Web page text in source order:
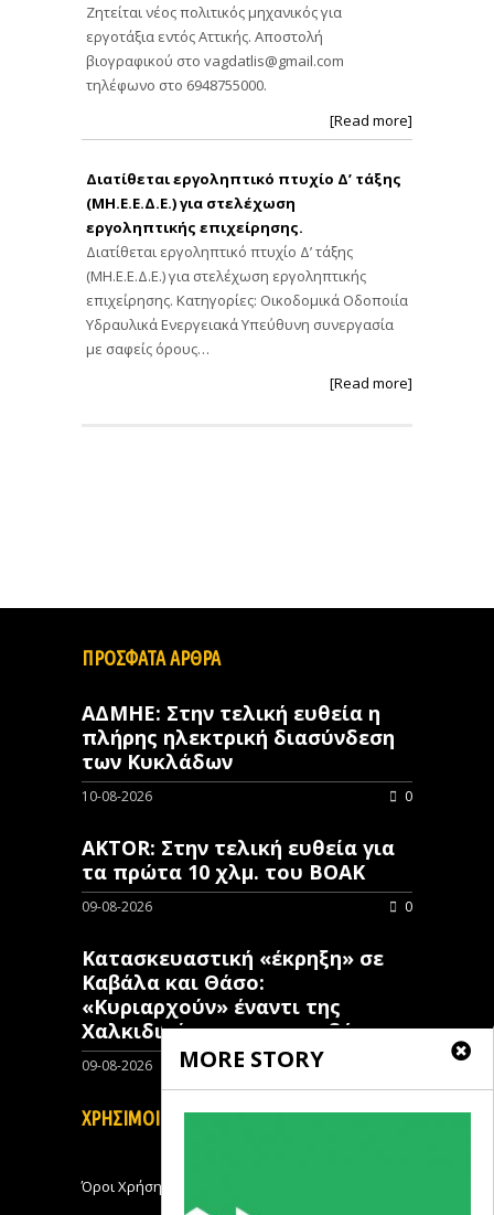
Ζητείται νέος πολιτικός μηχανικός για
εργοτάξια εντός Αττικής. Αποστολή
βιογραφικού στο vagdatlis@gmail.com
τηλέφωνο στο 6948755000.
[Read more]
Διατίθεται εργοληπτικό πτυχίο Δ’ τάξης
(ΜΗ.Ε.Ε.Δ.Ε.) για στελέχωση
εργοληπτικής επιχείρησης.
Διατίθεται εργοληπτικό πτυχίο Δ’ τάξης
(ΜΗ.Ε.Ε.Δ.Ε.) για στελέχωση εργοληπτικής
επιχείρησης. Κατηγορίες: Οικοδομικά Οδοποιία
Υδραυλικά Ενεργειακά Υπεύθυνη συνεργασία
με σαφείς όρους…
[Read more]
MORE STORY
ΠΡΟΣΦΑΤΑ ΑΡΘΡΑ
ΑΔΜΗΕ: Στην τελική ευθεία η
πλήρης ηλεκτρική διασύνδεση
των Κυκλάδων
10-08-2026 0
AKTOR: Στην τελική ευθεία για
τα πρώτα 10 χλμ. του ΒΟΑΚ
09-08-2026 0
Κατασκευαστική «έκρηξη» σε
Καβάλα και Θάσο:
«Κυριαρχούν» έναντι της
Χαλκιδικής στην ανοικοδόμηση
09-08-2026
ΧΡΗΣΙΜΟΙ ΣΥΝΔΕΣΜΟΙ
Όροι Χρήσης